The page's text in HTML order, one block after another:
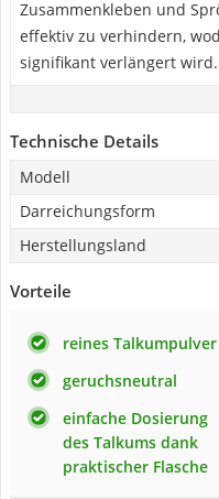
Zusammenkleben und
effektiv zu verhindern,
signifikant verlängert wird.
Technische Details
Modell
Darreichungsform
Herstellungsland
Vorteile
reines Talkumpulver
geruchsneutral
einfache Dosierung
des Talkums dank
praktischer Flasche